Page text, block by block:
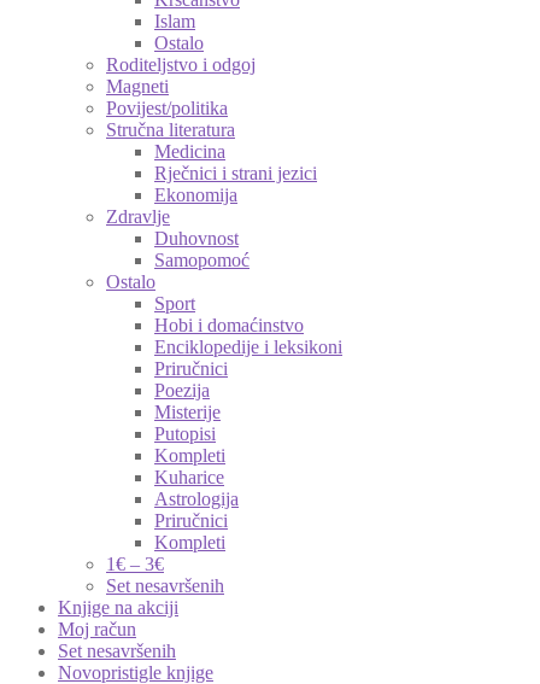
Islam
Ostalo
Roditeljstvo i odgoj
Magneti
Povijest/politika
Stručna literatura
Medicina
Rječnici i strani jezici
Ekonomija
Zdravlje
Duhovnost
Samopomoć
Ostalo
Sport
Hobi i domaćinstvo
Enciklopedije i leksikoni
Priručnici
Poezija
Misterije
Putopisi
Kompleti
Kuharice
Astrologija
Priručnici
Kompleti
1€ – 3€
Set nesavršenih
Knjige na akciji
Moj račun
Set nesavršenih
Novopristigle knjige